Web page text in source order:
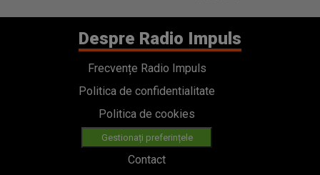
Despre Radio Impuls
Frecvențe Radio Impuls
Politica de confidentialitate
Politica de cookies
Gestionați preferințele
Contact